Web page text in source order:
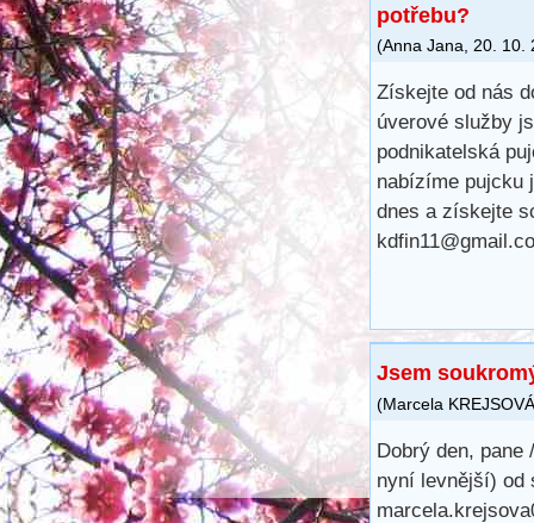
potřebu?
(Anna Jana, 20. 10.
Získejte od nás
úverové služby
podnikatelská
nabízíme pujcku
dnes a získejte
Jsem
(Marcela KREJSOVÁ
Dobrý den,
nyní levnější) od